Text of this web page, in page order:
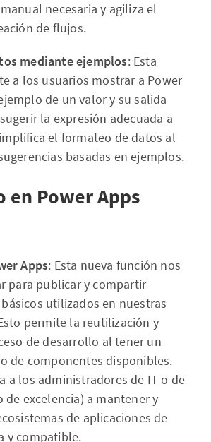
necesaria y agiliza el
de flujos.
mediante ejemplos: Esta
a los usuarios mostrar a Power
de un valor y su salida
la expresión adecuada a
el formateo de datos al
basadas en ejemplos.
en Power Apps
Apps: Esta nueva función nos
para publicar y compartir
utilizados en nuestras
permite la reutilización y
de desarrollo al tener un
de componentes disponibles.
a los administradores de IT o de
de excelencia) a mantener y
de aplicaciones de
y compatible.